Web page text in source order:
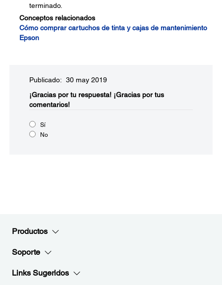
terminado.
Conceptos relacionados
Cómo comprar cartuchos de tinta y cajas de mantenimiento
Epson
Publicado: 30 may 2019
¡Gracias por tu respuesta! ¡Gracias por tus
comentarios!
Sí
No
Productos
Soporte
Links Sugeridos